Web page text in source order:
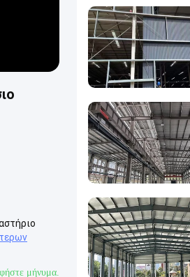
μήνυμα.